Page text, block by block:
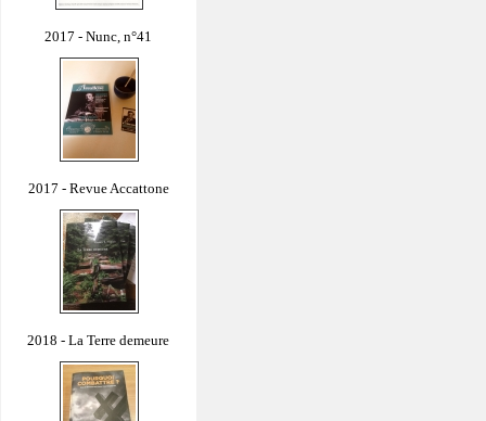
2017 - Nunc, n°41
2017 - Revue Accattone
2018 - La Terre demeure